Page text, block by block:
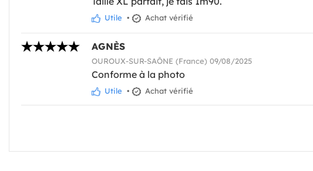
Utile • Achat vérifié
AGNÈS
OUROUX-SUR-SAÔNE (France) 09/08/2025
Conforme à la photo
Utile • Achat vérifié